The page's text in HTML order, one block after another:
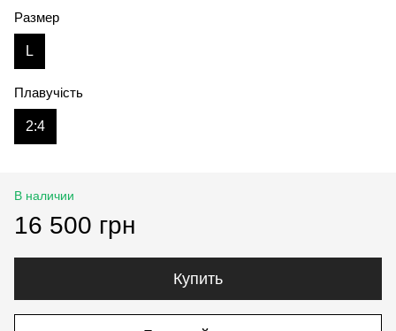
Размер
L
Плавучість
2:4
В наличии
16 500 грн
Купить